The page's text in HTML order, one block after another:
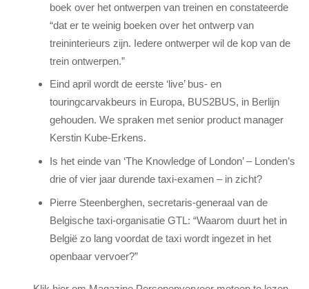
boek over het ontwerpen van treinen en constateerde
“dat er te weinig boeken over het ontwerp van
treininterieurs zijn. Iedere ontwerper wil de kop van de
trein ontwerpen.”
Eind april wordt de eerste ‘live’ bus- en
touringcarvakbeurs in Europa, BUS2BUS, in Berlijn
gehouden. We spraken met senior product manager
Kerstin Kube-Erkens.
Is het einde van ‘The Knowledge of London’ – Londen’s
drie of vier jaar durende taxi-examen – in zicht?
Pierre Steenberghen, secretaris-generaal van de
Belgische taxi-organisatie GTL: “Waarom duurt het in
België zo lang voordat de taxi wordt ingezet in het
openbaar vervoer?”